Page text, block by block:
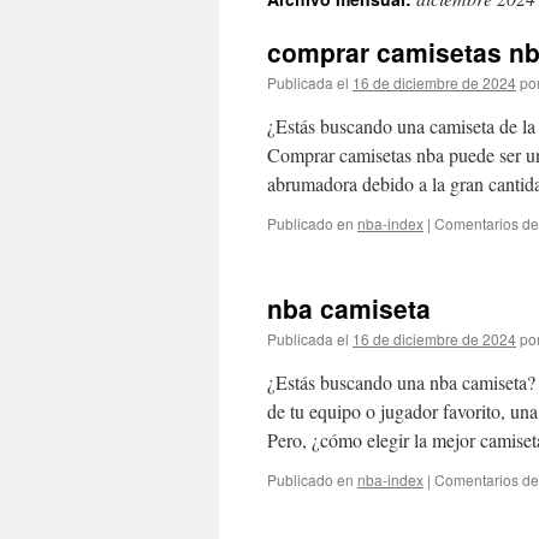
contenido
comprar camisetas
Publicada el 16 de diciembre de 2024
¿Estás buscando una camiseta de
Comprar camisetas nba puede ser
abrumadora debido a la gran
Publicado en nba-index | Comentarios
nba camiseta
Publicada el 16 de diciembre de 2024
¿Estás buscando una nba
de tu equipo o jugador favorito,
Pero, ¿cómo elegir la mejor
Publicado en nba-index | Comentarios